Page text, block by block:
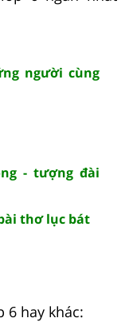
người cùng
- tượng đài
thơ lục bát
6 hay khác: